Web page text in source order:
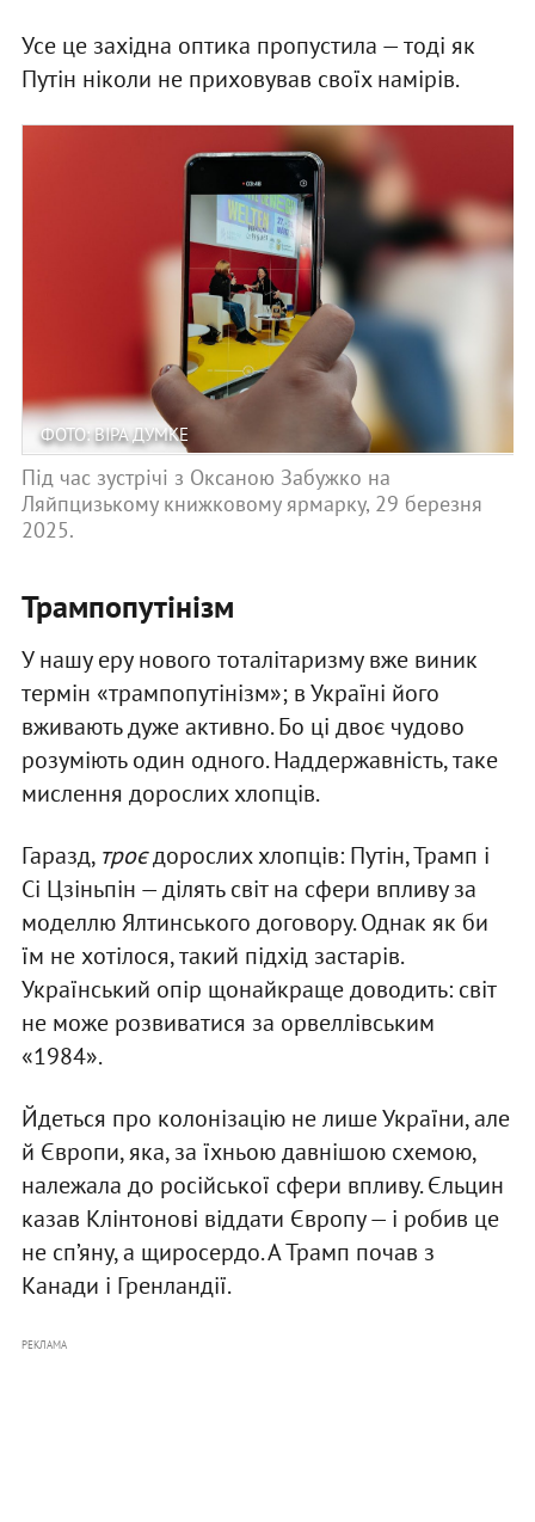
Усе це західна оптика пропустила — тоді як
Путін ніколи не приховував своїх намірів.
ФОТО: ВІРА ДУМКЕ
Під час зустрічі з Оксаною Забужко на
Ляйпцизькому книжковому ярмарку, 29 березня
2025.
Трампопутінізм
У нашу еру нового тоталітаризму вже виник
термін «трампопутінізм»; в Україні його
вживають дуже активно. Бо ці двоє чудово
розуміють один одного. Наддержавність, таке
мислення дорослих хлопців.
Гаразд, троєдорослих хлопців: Путін, Трамп і
Сі Цзіньпін — ділять світ на сфери впливу за
моделлю Ялтинського договору. Однак як би
їм не хотілося, такий підхід застарів.
Український опір щонайкраще доводить: світ
не може розвиватися за орвеллівським
«1984».
Йдеться про колонізацію не лише України, але
й Європи, яка, за їхньою давнішою схемою,
належала до російської сфери впливу. Єльцин
казав Клінтонові віддати Європу — і робив це
не сп’яну, а щиросердо. А Трамп почав з
Канади і Гренландії.
РЕКЛАМА